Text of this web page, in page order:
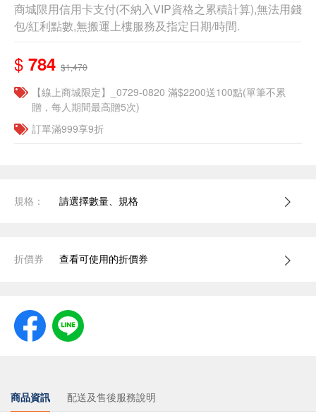
商城限用信用卡支付(不納入VIP資格之累積計算),無法用錢
包/紅利點數,無搬運上樓服務及指定日期/時間.
$ 784 $1,470
【線上商城限定】_0729-0820 滿$2200送100點(單筆不累
贈，每人期間最高贈5次)
訂單滿999享9折
規格： 請選擇數量、規格
折價券 查看可使用的折價券
商品資訊 配送及售後服務說明